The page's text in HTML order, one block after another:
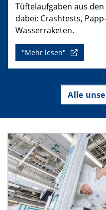
Tüftelaufgaben aus
dabei: Crashtests,
Wasserraketen.
"Mehr lesen"
Alle